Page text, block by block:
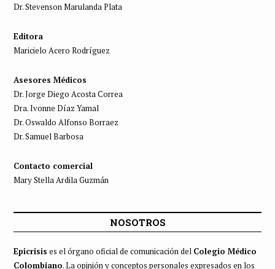
Dr. Stevenson Marulanda Plata
Editora
Maricielo Acero Rodríguez
Asesores Médicos
Dr. Jorge Diego Acosta Correa
Dra. Ivonne Díaz Yamal
Dr. Oswaldo Alfonso Borraez
Dr. Samuel Barbosa
Contacto comercial
Mary Stella Ardila Guzmán
NOSOTROS
Epicrisis es el órgano oficial de comunicación del Colegio Médico
Colombiano. La opinión y conceptos personales expresados en los